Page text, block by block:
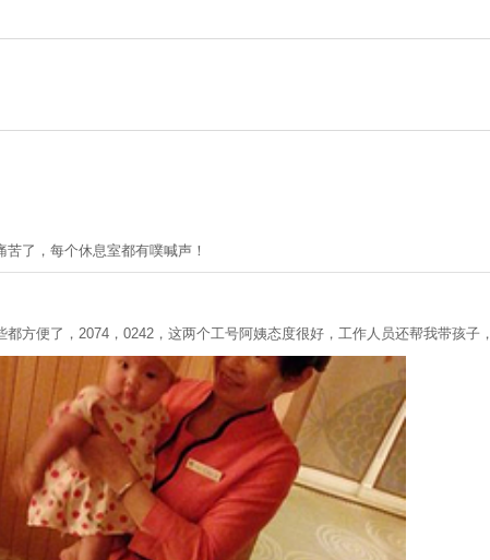
了，每个休息室都有噗喊声！
方便了，2074，0242，这两个工号阿姨态度很好，工作人员还帮我带孩子，